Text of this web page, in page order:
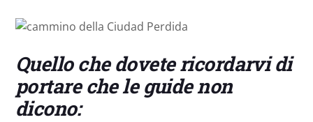
Quello che dovete ricordarvi di
portare che le guide non
dicono: